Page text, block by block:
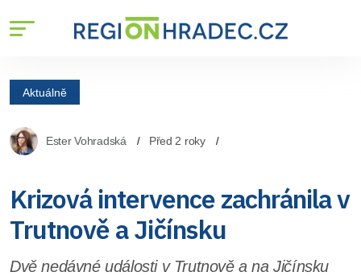
Aktuálně
Ester Vohradská Před 2 roky
Krizová intervence zachránila v
Trutnově a Jičínsku
Dvě nedávné události v Trutnově a na Jičínsku